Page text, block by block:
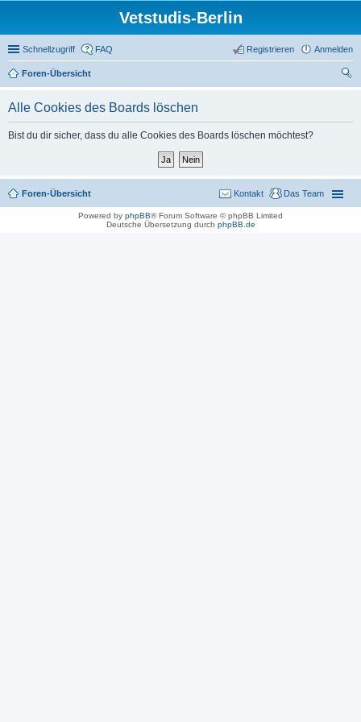
Vetstudis-Berlin
Schnellzugriff FAQ Anmelden
Registrieren
Foren-Übersicht
Alle Cookies des Boards löschen
Bist du dir sicher, dass du alle Cookies des Boards löschen möchtest?
Foren-Übersicht Das Team
Kontakt
Powered by phpBB® Forum Software © phpBB Limited
Deutsche Übersetzung durch phpBB.de